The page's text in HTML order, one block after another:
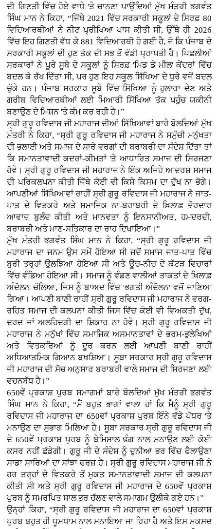
ਦੀ ਗਿਣਤੀ ਵਿੱਚ ਹੋਏ ਵਾਧੇ 'ਤੇ ਚਾਨਣਾ ਪਾਉਂਦਿਆਂ ਮੁੱਖ ਮੰਤਰੀ ਭਗਵੰਤ
ਸਿੰਘ ਮਾਨ ਨੇ ਕਿਹਾ, “ਜਿੱਥੇ 2021 ਵਿੱਚ ਸਰਕਾਰੀ ਸਕੂਲਾਂ ਦੇ ਸਿਰਫ਼ 80
ਵਿਦਿਆਰਥੀਆਂ ਨੇ ਨੀਟ ਪ੍ਰੀਖਿਆ ਪਾਸ ਕੀਤੀ ਸੀ, ਉੱਥੇ ਹੀ 2026
ਵਿੱਚ ਇਹ ਗਿਣਤੀ ਵੱਧ ਕੇ 881 ਵਿਦਿਆਰਥੀ ਹੋ ਗਈ ਹੈ, ਜੋ ਕਿ ਪੰਜਾਬ ਦੇ
ਸਰਕਾਰੀ ਸਕੂਲਾਂ ਦੀ ਹੁਣ ਤੱਕ ਦੀ ਸਭ ਤੋਂ ਵੱਡੀ ਪ੍ਰਾਪਤੀ ਹੈ। ਪਿਛਲੀਆਂ
ਸਰਕਾਰਾਂ ਨੇ ਪੂਰੇ ਸੂਬੇ ਦੇ ਸਕੂਲਾਂ ਨੂੰ ਸਿਰਫ਼ 'ਮਿਡ ਡੇ ਮੀਲ' ਕੇਂਦਰਾਂ ਵਿੱਚ
ਬਦਲ ਕੇ ਰੱਖ ਦਿੱਤਾ ਸੀ, ਪਰ ਹੁਣ ਇਹ ਸਕੂਲ ਸਿੱਖਿਆ ਦੇ ਧੁਰੇ ਵਜੋਂ ਬਦਲ
ਚੁੱਕੇ ਹਨ। ਪੰਜਾਬ ਸਰਕਾਰ ਸੂਬੇ ਵਿੱਚ ਸਿੱਖਿਆ ਨੂੰ ਹੁਲਾਰਾ ਦੇਣ ਅਤੇ
ਗਰੀਬ ਵਿਦਿਆਰਥੀਆਂ ਲਈ ਮਿਆਰੀ ਸਿੱਖਿਆ ਤੱਕ ਪਹੁੰਚ ਯਕੀਨੀ
ਬਣਾਉਣ ਦੇ ਮਿਸ਼ਨ 'ਤੇ ਕੰਮ ਕਰ ਰਹੀ ਹੈ।”
ਸ੍ਰੀ ਗੁਰੂ ਰਵਿਦਾਸ ਜੀ ਮਹਾਰਾਜ ਦੀਆਂ ਸਿੱਖਿਆਵਾਂ ਬਾਰੇ ਬੋਲਦਿਆਂ ਮੁੱਖ
ਮੰਤਰੀ ਨੇ ਕਿਹਾ, “ਸ੍ਰੀ ਗੁਰੂ ਰਵਿਦਾਸ ਜੀ ਮਹਾਰਾਜ ਨੇ ਸਮੁੱਚੀ ਮਨੁੱਖਤਾ
ਦੀ ਭਲਾਈ ਅਤੇ ਸਮਾਜ ਦੇ ਸਾਰੇ ਵਰਗਾਂ ਦੀ ਬਰਾਬਰੀ ਦਾ ਸੰਦੇਸ਼ ਦਿੱਤਾ ਤਾਂ
ਕਿ ਸਮਾਨਤਾਵਾਦੀ ਕਦਰਾਂ-ਕੀਮਤਾਂ 'ਤੇ ਆਧਾਰਿਤ ਸਮਾਜ ਦੀ ਸਿਰਜਣਾ
ਹੋਵੇ। ਸ੍ਰੀ ਗੁਰੂ ਰਵਿਦਾਸ ਜੀ ਮਹਾਰਾਜ ਨੇ ਇੱਕ ਅਜਿਹੇ ਆਦਰਸ਼ ਸਮਾਜ
ਦੀ ਪਰਿਕਲਪਨਾ ਕੀਤੀ ਜਿੱਥੇ ਕੋਈ ਵੀ ਕਿਸੇ ਕਿਸਮ ਦਾ ਦੁੱਖ ਨਾ ਭੋਗੇ।
ਆਪਣੀਆਂ ਸਿੱਖਿਆਵਾਂ ਰਾਹੀਂ ਸ੍ਰੀ ਗੁਰੂ ਰਵਿਦਾਸ ਜੀ ਮਹਾਰਾਜ ਨੇ ਜਾਤ-
ਪਾਤ ਦੇ ਵਿਤਕਰੇ ਅਤੇ ਸਮਾਜਿਕ ਨਾ-ਬਰਾਬਰੀ ਦੇ ਖ਼ਿਲਾਫ਼ ਜ਼ੋਰਦਾਰ
ਆਵਾਜ਼ ਬੁਲੰਦ ਕੀਤੀ ਅਤੇ ਮਾਨਵਤਾ ਨੂੰ ਇਨਸਾਨੀਅਤ, ਹਮਦਰਦੀ,
ਬਰਾਬਰੀ ਅਤੇ ਮਾਣ-ਸਤਿਕਾਰ ਦਾ ਰਾਹ ਦਿਖਾਇਆ।”
ਮੁੱਖ ਮੰਤਰੀ ਭਗਵੰਤ ਸਿੰਘ ਮਾਨ ਨੇ ਕਿਹਾ, “ਸ੍ਰੀ ਗੁਰੂ ਰਵਿਦਾਸ ਜੀ
ਮਹਾਰਾਜ ਦਾ ਜਨਮ ਉਸ ਸਮੇਂ ਹੋਇਆ ਸੀ ਜਦੋਂ ਸਮਾਜ ਜਾਤ-ਪਾਤ ਵਿੱਚ
ਬੁਰੀ ਤਰ੍ਹਾਂ ਉਲਝਿਆ ਹੋਇਆ ਸੀ ਅਤੇ ਊਚ-ਨੀਚ ਦੇ ਕੱਟੜ ਵਿਚਾਰਾਂ
ਵਿੱਚ ਵੰਡਿਆ ਹੋਇਆ ਸੀ। ਸਮਾਜ ਨੂੰ ਵੰਡਣ ਵਾਲੀਆਂ ਤਾਕਤਾਂ ਦੇ ਖ਼ਿਲਾਫ਼
ਅੰਦੋਲਨ ਚੱਲਿਆ, ਜਿਸ ਨੂੰ ਬਾਅਦ ਵਿੱਚ 'ਭਗਤੀ ਅੰਦੋਲਨ' ਵਜੋਂ ਜਾਣਿਆ
ਗਿਆ। ਆਪਣੀ ਬਾਣੀ ਰਾਹੀਂ ਸ੍ਰੀ ਗੁਰੂ ਰਵਿਦਾਸ ਜੀ ਮਹਾਰਾਜ ਨੇ ਵਰਗ-
ਰਹਿਤ ਸਮਾਜ ਦੀ ਕਲਪਨਾ ਕੀਤੀ ਜਿਸ ਵਿੱਚ ਕੋਈ ਵੀ ਵਿਅਕਤੀ ਦੁੱਖ,
ਦਰਦ ਜਾਂ ਅਲਹਿਦਗੀ ਦਾ ਸ਼ਿਕਾਰ ਨਾ ਹੋਵੇ। ਸ੍ਰੀ ਗੁਰੂ ਰਵਿਦਾਸ ਜੀ
ਮਹਾਰਾਜ ਨੇ ਮਨੁੱਖਾਂ ਵਿੱਚ ਸਮਾਜਿਕ ਅਸਮਾਨਤਾਵਾਂ ਦੇ ਭਰਮ-ਭੁਲੇਖਿਆਂ
ਅਤੇ ਵਿਤਕਰਿਆਂ ਨੂੰ ਦੂਰ ਕਰਨ ਲਈ ਆਪਣੀ ਬਾਣੀ ਰਾਹੀਂ
ਅਧਿਆਤਮਿਕ ਗਿਆਨ ਬਖਸ਼ਿਆ। ਸੂਬਾ ਸਰਕਾਰ ਸ੍ਰੀ ਗੁਰੂ ਰਵਿਦਾਸ
ਜੀ ਮਹਾਰਾਜ ਦੀ ਸੋਚ ਅਨੁਸਾਰ ਬਰਾਬਰੀ ਵਾਲੇ ਸਮਾਜ ਦੀ ਸਿਰਜਣਾ ਲਈ
ਵਚਨਬੱਧ ਹੈ।”
650ਵੇਂ ਪ੍ਰਕਾਸ਼ ਪੁਰਬ ਸਮਾਗਮਾਂ ਬਾਰੇ ਬੋਲਦਿਆਂ ਮੁੱਖ ਮੰਤਰੀ ਭਗਵੰਤ
ਸਿੰਘ ਮਾਨ ਨੇ ਕਿਹਾ, “ਮੈਂ ਬਹੁਤ ਭਾਗਾਂ ਵਾਲਾ ਹਾਂ ਕਿ ਮੈਨੂੰ ਸ੍ਰੀ ਗੁਰੂ
ਰਵਿਦਾਸ ਜੀ ਮਹਾਰਾਜ ਦਾ 650ਵਾਂ ਪ੍ਰਕਾਸ਼ ਪੁਰਬ ਇੰਨੇ ਵੱਡੇ ਪੱਧਰ 'ਤੇ
ਮਨਾਉਣ ਦਾ ਸੁਭਾਗ ਮਿਲਿਆ ਹੈ। ਸੂਬਾ ਸਰਕਾਰ ਸ੍ਰੀ ਗੁਰੂ ਰਵਿਦਾਸ ਜੀ
ਦੇ 650ਵੇਂ ਪ੍ਰਕਾਸ਼ ਪੁਰਬ ਨੂੰ ਬੇਮਿਸਾਲ ਢੰਗ ਨਾਲ ਮਨਾਉਣ ਲਈ ਕੋਈ
ਕਸਰ ਨਹੀਂ ਛੱਡੇਗੀ। ਗੁਰੂ ਜੀ ਦੇ ਸੰਦੇਸ਼ ਨੂੰ ਦੁਨੀਆ ਭਰ ਵਿੱਚ ਫੈਲਾਉਣਾ
ਸਾਡਾ ਸਾਰਿਆਂ ਦਾ ਸਾਂਝਾ ਫਰਜ਼ ਹੈ। ਸ੍ਰੀ ਗੁਰੂ ਰਵਿਦਾਸ ਮਹਾਰਾਜ ਜੀ ਨੇ
ਹਰ ਤਰ੍ਹਾਂ ਦੇ ਵਿਤਕਰੇ ਤੋਂ ਮੁਕਤ ਸਮਾਨਤਾਵਾਦੀ ਸਮਾਜ ਦੀ ਕਲਪਨਾ
ਕੀਤੀ ਸੀ ਅਤੇ ਸ੍ਰੀ ਗੁਰੂ ਰਵਿਦਾਸ ਜੀ ਮਹਾਰਾਜ ਦੇ 650ਵੇਂ ਪ੍ਰਕਾਸ਼
ਪੁਰਬ ਨੂੰ ਸਮਰਪਿਤ ਸਾਲ ਭਰ ਚੱਲਣ ਵਾਲੇ ਸਮਾਗਮ ਉਲੀਕੇ ਗਏ ਹਨ।”
ਉਨ੍ਹਾਂ ਕਿਹਾ, “ਸ੍ਰੀ ਗੁਰੂ ਰਵਿਦਾਸ ਜੀ ਮਹਾਰਾਜ ਦਾ 650ਵਾਂ ਪ੍ਰਕਾਸ਼
ਪੁਰਬ ਬਹੁਤ ਹੀ ਧੂਮਧਾਮ ਨਾਲ ਮਨਾਇਆ ਜਾ ਰਿਹਾ ਹੈ ਅਤੇ ਇਸ ਮਕਸਦ